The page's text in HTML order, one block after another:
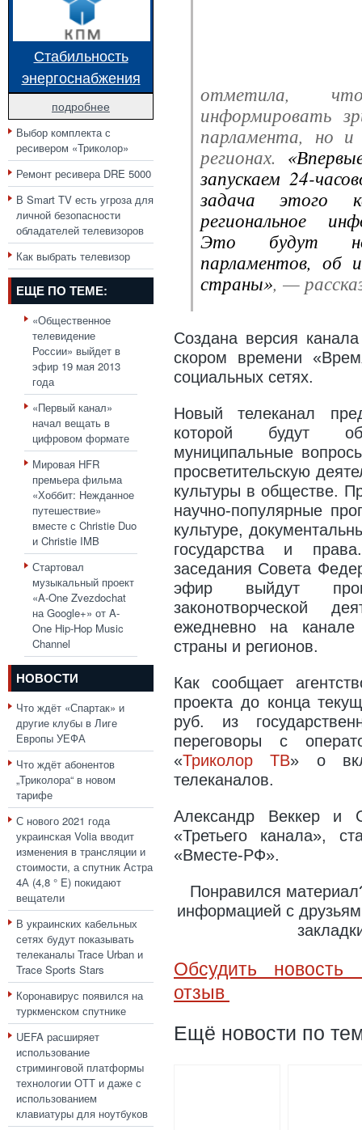
Стабильность
энергоснабжения
подробнее
Выбор комплекта с
ресивером «Триколор»
Ремонт ресивера DRE 5000
В Smart TV есть угроза для
личной безопасности
обладателей телевизоров
Как выбрать телевизор
ЕЩЕ ПО ТЕМЕ:
«Общественное
телевидение
России» выйдет в
эфир 19 мая 2013
года
«Первый канал»
начал вещать в
цифровом формате
Мировая HFR
премьера фильма
«Хоббит: Нежданное
путешествие»
вместе с Christie Duo
и Christie IMB
Стартовал
музыкальный проект
«A-One Zvezdochat
на Google+» от A-
One Hip-Hop Music
Channel
НОВОСТИ
Что ждёт «Спартак» и
другие клубы в Лиге
Европы УЕФА
Что ждёт абонентов
„Триколора“ в новом
тарифе
С нового 2021 года
украинская Volia вводит
изменения в трансляции и
стоимости, а спутник Астра
4А (4,8 ° E) покидают
вещатели
В украинских кабельных
сетях будут показывать
телеканалы Trace Urban и
Trace Sports Stars
Коронавирус появился на
туркменском спутнике
UEFA расширяет
использование
стриминговой платформы
технологии ОТТ и даже с
использованием
клавиатуры для ноутбуков
отметила,
информировать
парламента, но
регионах.
запускаем 24-
задача этого
региональное
Это будут
парламентов, об
страны», —
Создана версия
скором времени
социальных сетях.
Новый телеканал
которой будут
муниципальные
просветительскую
культуры в обществе.
научно-популярные
культуре,
государства и
заседания Совета
эфир выйдут
законотворческой
ежедневно на канале
страны и регионов.
Как сообщает
проекта до конца
руб. из
переговоры с
«Триколор ТВ» о
телеканалов.
Александр Веккер и
«Третьего канала»,
«Вместе-РФ».
Понравился
информацией с
Обсудить новость
отзыв
Ещё новости по